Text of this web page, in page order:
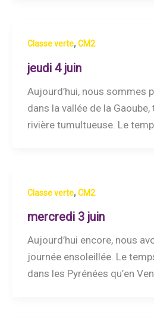
Classe verte,CM2
jeudi 4 juin
Aujourd’hui, nous sommes
dans la vallée de la
rivière tumultueuse. Le
Classe verte,CM2
mercredi 3 juin
Aujourd’hui encore, nous
journée ensoleillée. Le
dans les Pyrénées qu’en